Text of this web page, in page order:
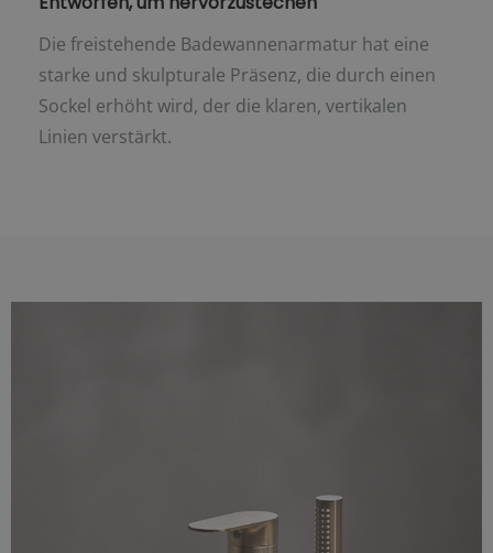
Die freistehende Badewannenarmatur hat eine
starke und skulpturale Präsenz, die durch einen
Sockel erhöht wird, der die klaren, vertikalen
Linien verstärkt.